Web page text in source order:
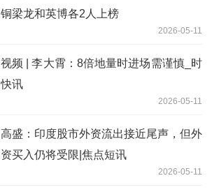
铜梁龙和英博各2人上榜
2026-05-11
视频 | 李大霄：8倍地量时进场需谨慎_时
快讯
2026-05-11
高盛：印度股市外资流出接近尾声，但外
资买入仍将受限|焦点短讯
2026-05-11